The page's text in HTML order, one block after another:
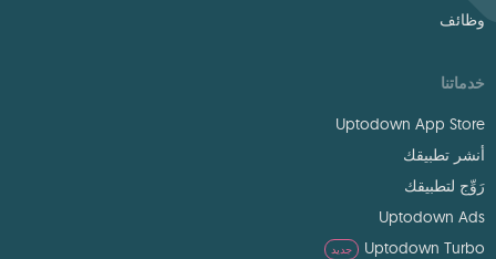
وظائف
خدماتنا
Uptodown App Store
أنشر تطبيقك
رَوِّج لتطبيقك
Uptodown Ads
Uptodown Turbo
جديد